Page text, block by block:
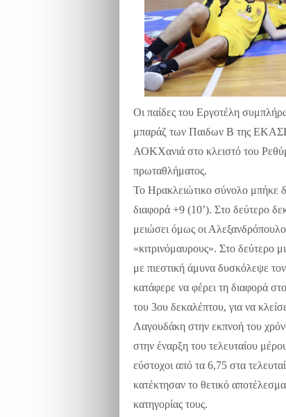
Οι παίδες του Εργοτέλη
μπαράζ των Παιδων Β της
ΑΟΚΧανιά στο κλειστό του
πρωταθλήματος.
Το Ηρακλειώτικο σύνολο μπήκε
διαφορά +9 (10’). Στο δεύτερο
μειώσει όμως οι
«κιτρινόμαυρους». Στο δεύτερο
με πιεστική άμυνα δυσκόλεψε
κατάφερε να φέρει τη διαφορά
του 3ου δεκαλέπτου, για να
Λαγουδάκη στην εκπνοή του
στην έναρξη του τελευταίου
εύστοχοι από τα 6,75 στα
κατέκτησαν το θετικό
κατηγορίας τους.